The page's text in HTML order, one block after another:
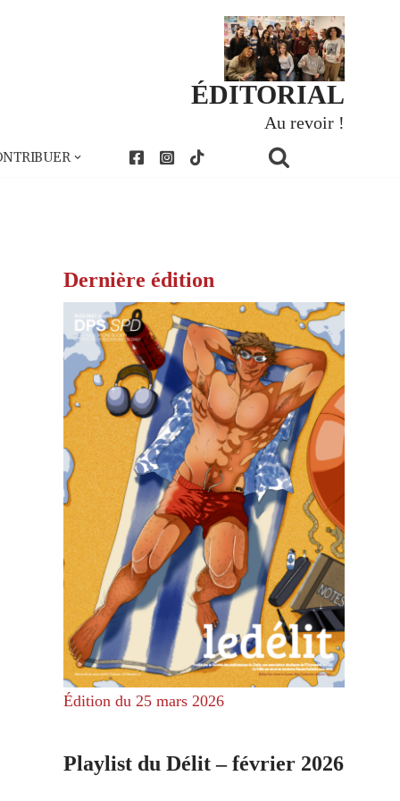
ÉDITORIAL
Au revoir !
Dernière édition
Édition du 25 mars 2026
Playlist du Délit – février 2026